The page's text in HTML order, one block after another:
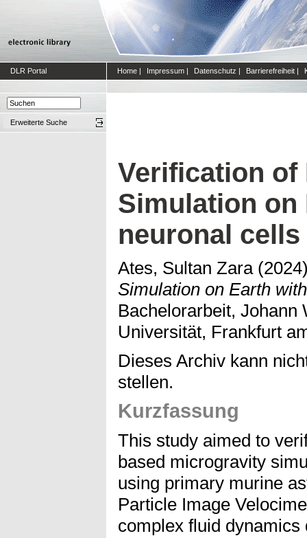
DLR Portal Home | Impressum | Datenschutz | Barrierefreiheit |
Erweiterte Suche
Verification
Simulation on
neuronal cells
Ates, Sultan Zara
Simulation on Earth
Bachelorarbeit, Johann
Universität, Frankfurt
Dieses Archiv kann
stellen.
Kurzfassung
This study aimed to
based microgravity
using primary murine
Particle Image
complex fluid